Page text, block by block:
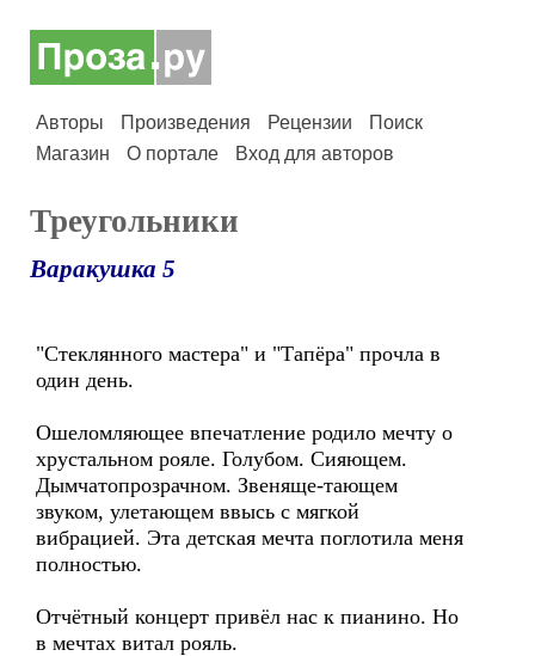
Авторы Произведения Рецензии
Поиск
Магазин
О портале Вход для авторов
Треугольники
Варакушка 5
"Стеклянного мастера" и "Тапёра" прочла в
один день.
Ошеломляющее впечатление родило мечту о
хрустальном рояле. Голубом. Сияющем.
Дымчатопрозрачном. Звеняще-тающем
звуком, улетающем ввысь с мягкой
вибрацией. Эта детская мечта поглотила меня
полностью.
Отчётный концерт привёл нас к пианино. Но
в мечтах витал рояль.